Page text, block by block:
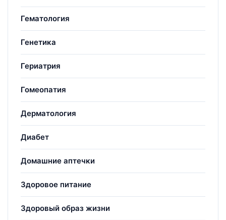
Гематология
Генетика
Гериатрия
Гомеопатия
Дерматология
Диабет
Домашние аптечки
Здоровое питание
Здоровый образ жизни